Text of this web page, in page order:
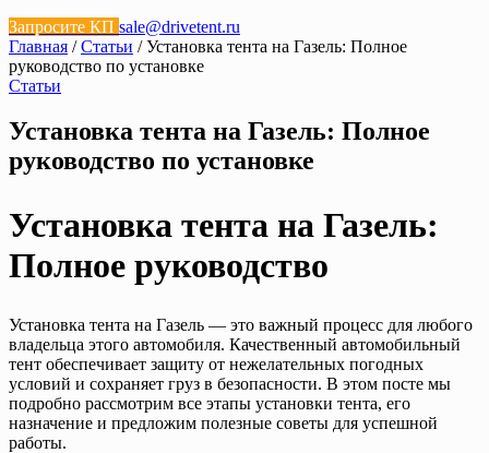
Запросите КП sale@drivetent.ru
Главная /Статьи / Установка тента на Газель: Полное
руководство по установке
Статьи
Установка тента на Газель: Полное
руководство по установке
Установка тента на Газель:
Полное руководство
Установка тента на Газель — это важный процесс для любого
владельца этого автомобиля. Качественный автомобильный
тент обеспечивает защиту от нежелательных погодных
условий и сохраняет груз в безопасности. В этом посте мы
подробно рассмотрим все этапы установки тента, его
назначение и предложим полезные советы для успешной
работы.